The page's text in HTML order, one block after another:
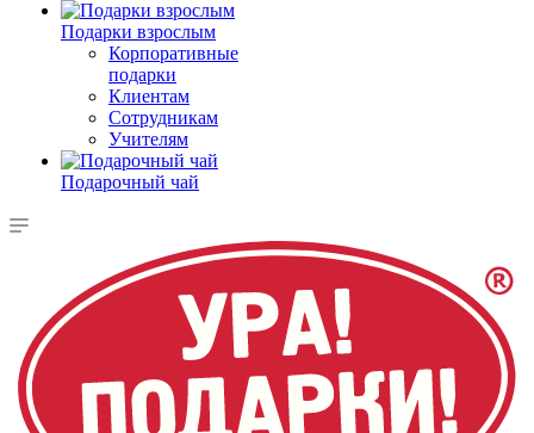
Подарки взрослым
Корпоративные
подарки
Клиентам
Сотрудникам
Учителям
Подарочный чай